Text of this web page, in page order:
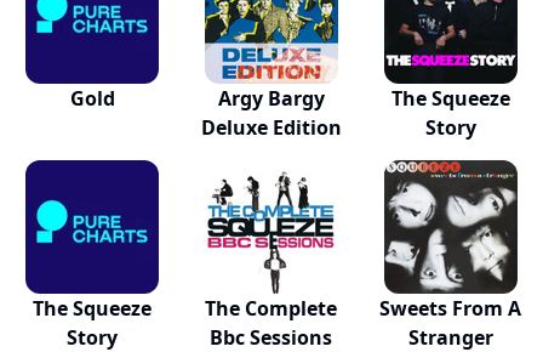
Gold
Argy Bargy
Deluxe Edition
The Squeeze
Story
The Squeeze
Story
The Complete
Bbc Sessions
Sweets From A
Stranger